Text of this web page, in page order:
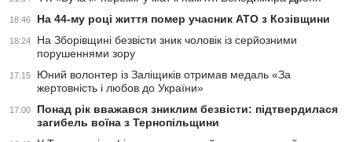
18:46 На 44-му році життя помер учасник АТО з Козівщини
18:24
На Зборівщині безвісти зник чоловік із серйозними
порушеннями зору
17:15
Юний волонтер із Заліщиків отримав медаль «За
жертовність і любов до України»
17:00
Понад рік вважався зниклим безвісти: підтвердилася
загибель воїна з Тернопільщини